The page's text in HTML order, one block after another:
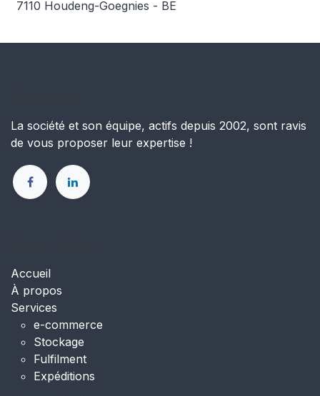
7110 Houdeng-Goegnies - BE
La société et son équipe, actifs depuis 2002, sont ravis
de vous proposer leur expertise !
Accueil
À propos
Services
e-commerce
Stockage
Fulfilment
Expéditions